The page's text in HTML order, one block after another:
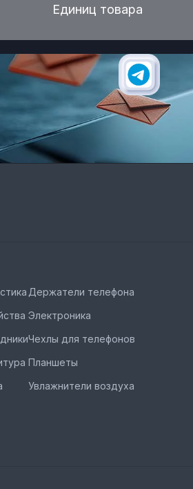
Единиц товара
Держатели телефона
Электроника
Чехлы для телефонов
Планшеты
Увлажнители воздуха